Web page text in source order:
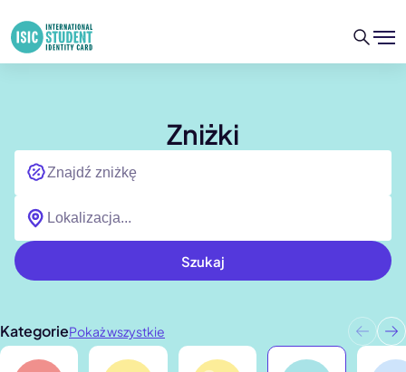
Zniżki
Szukaj
KategoriePokaż wszystkie